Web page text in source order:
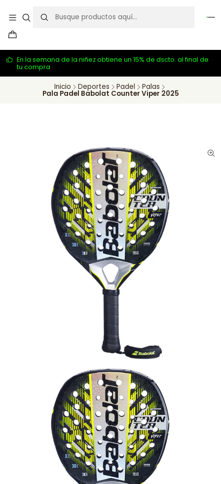
En la semana de la niñez obtiene un 15% de dscto. al final de
tu compra
Inicio Deportes Padel Palas
Pala Padel Babolat Counter Viper 2025